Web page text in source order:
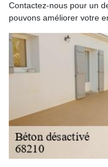
Contactez-nous pour un
pouvons améliorer votre